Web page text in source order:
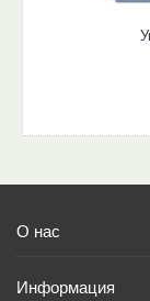
О нас
Информация